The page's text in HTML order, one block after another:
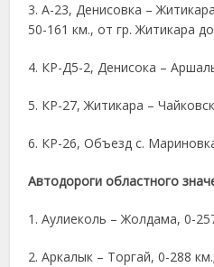
3. А-23, Денисовка –
50-161 км., от гр. Житикара
4. КР-Д5-2, Денисока –
5. КР-27, Житикара –
6. КР-26, Объезд с.
Автодороги областного
1. Аулиеколь – Жолдама, 0-
2. Аркалык – Торгай, 0-288 км.;